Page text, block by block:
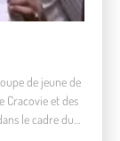
de jeune de
Cracovie et des
le cadre du